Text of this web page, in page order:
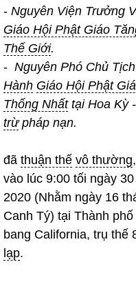
- Nguyên Viện Trưởng
Giáo Hội Phật Giáo
Thế Giới.
- Nguyên Phó Chủ Tịch
Hành Giáo Hội Phật
Thống Nhấttại Hoa Kỳ
trừpháp nạn.
đã thuận thế vô thường
vào lúc 9:00 tối ngày
2020 (Nhằm ngày 16
Canh Tý) tại Thành
bang California, trụ thế
lạp.